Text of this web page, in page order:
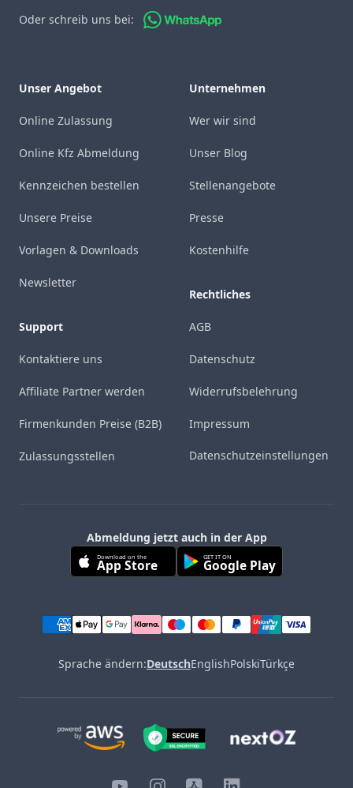
Oder schreib uns bei:
Unser Angebot
Online Zulassung
Online Kfz Abmeldung
Kennzeichen bestellen
Unsere Preise
Vorlagen & Downloads
Newsletter
Support
Kontaktiere uns
Affiliate Partner werden
Firmenkunden Preise (B2B)
Zulassungsstellen
Unternehmen
Wer wir sind
Unser Blog
Stellenangebote
Presse
Kostenhilfe
Rechtliches
AGB
Datenschutz
Widerrufsbelehrung
Impressum
Datenschutzeinstellungen
Abmeldung jetzt auch in der App
Download on the
App Store GET IT ON
Google Play
Sprache ändern:DeutschEnglishPolskiTürkçe